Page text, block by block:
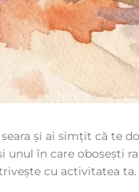
și ai simțit că te
unul în care obosești
cu activitatea ta.